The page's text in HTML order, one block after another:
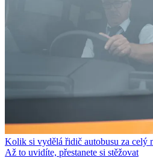
Kolik si vydělá řidič autobusu za celý
Až to uvidíte, přestanete si stěžovat